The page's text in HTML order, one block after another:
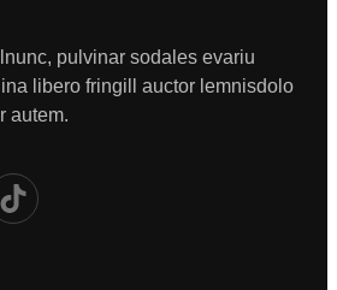
pulvinar sodales evariu
libero fringill auctor lemnisdolo
autem.
TikTok